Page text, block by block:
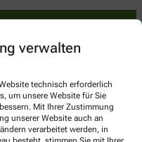
verwalten
technisch erforderlich
um unsere Website für Sie
Mit Ihrer Zustimmung
unserer Website auch an
verarbeitet werden, in